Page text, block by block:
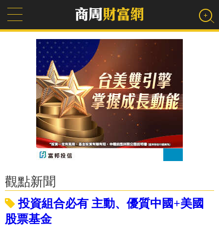
觀點新聞
投資組合必有 主動、優質中國+美國
股票基金